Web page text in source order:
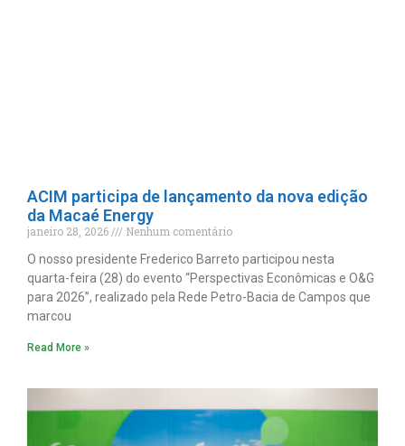
ACIM participa de lançamento da nova edição
da Macaé Energy
janeiro 28, 2026
Nenhum comentário
O nosso presidente Frederico Barreto participou nesta
quarta-feira (28) do evento “Perspectivas Econômicas e O&G
para 2026”, realizado pela Rede Petro-Bacia de Campos que
marcou
Read More »